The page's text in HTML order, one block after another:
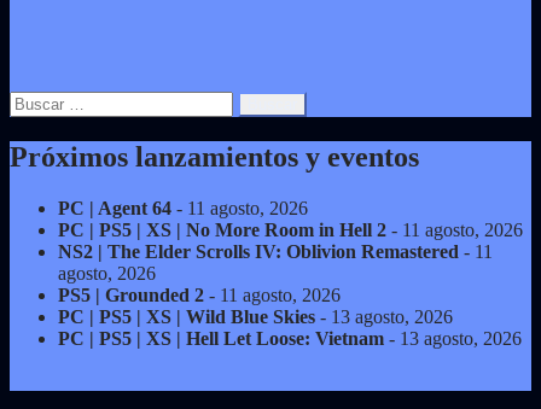
Buscar:
Próximos lanzamientos y eventos
PC | Agent 64 - 11 agosto, 2026
PC | PS5 | XS | No More Room in Hell 2 - 11 agosto, 2026
NS2 | The Elder Scrolls IV: Oblivion Remastered - 11
agosto, 2026
PS5 | Grounded 2 - 11 agosto, 2026
PC | PS5 | XS | Wild Blue Skies - 13 agosto, 2026
PC | PS5 | XS | Hell Let Loose: Vietnam - 13 agosto, 2026